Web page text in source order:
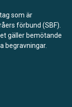
som är
förbund (SBF).
gäller bemötande
begravningar.